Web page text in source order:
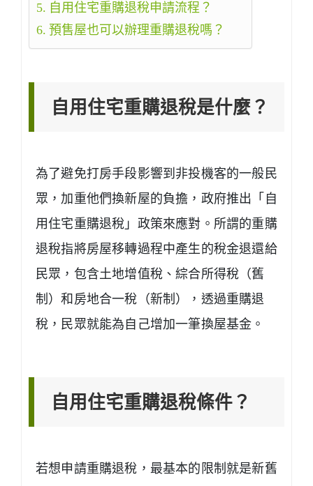
自用住宅重購退稅申請流程？
預售屋也可以辦理重購退稅嗎？
自用住宅重購退稅是什麼？
為了避免打房手段影響到非投機客的一般民
眾，加重他們換新屋的負擔，政府推出「自
用住宅重購退稅」政策來應對。所謂的重購
退稅指將房屋移轉過程中產生的稅金退還給
民眾，包含土地增值稅、綜合所得稅（舊
制）和房地合一稅（新制）
，透過重購退
稅，民眾就能為自己增加一筆換屋基金。
自用住宅重購退稅條件？
若想申請重購退稅，最基本的限制就是新舊